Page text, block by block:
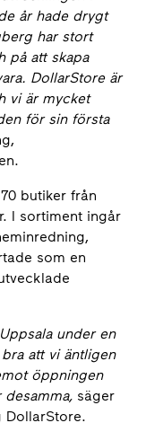
år hade drygt
har stort
på att skapa
DollarStore är
vi är mycket
för sin första
butiker från
I sortiment ingår
som en
under en
att vi äntligen
öppningen
säger
DollarStore.